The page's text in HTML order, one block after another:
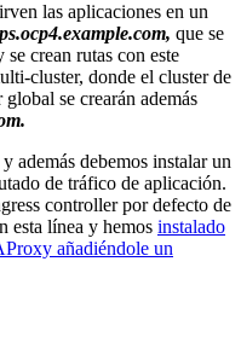
las aplicaciones en un
que se
crean rutas con este
cluster, donde el cluster de
se crearán además
además debemos instalar un
de tráfico de aplicación.
controller por defecto de
esta línea y hemos instalado
añadiéndole un